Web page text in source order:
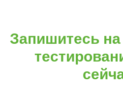
Запишитесь